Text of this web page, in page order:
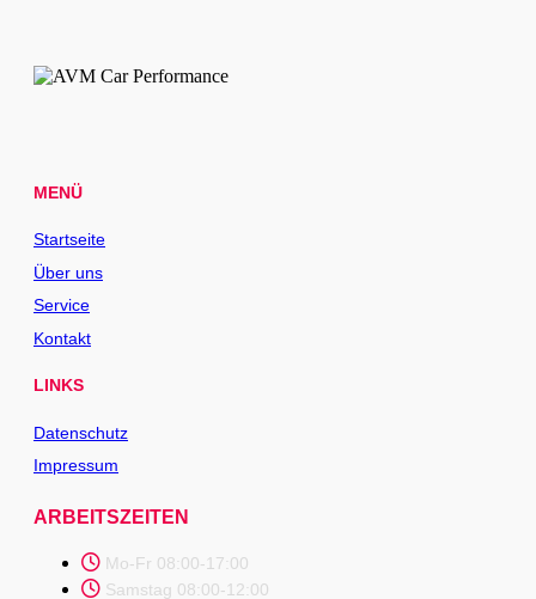
MENÜ
Startseite
Über uns
Service
Kontakt
LINKS
Datenschutz
Impressum
ARBEITSZEITEN
Mo-Fr 08:00-17:00
Samstag 08:00-12:00